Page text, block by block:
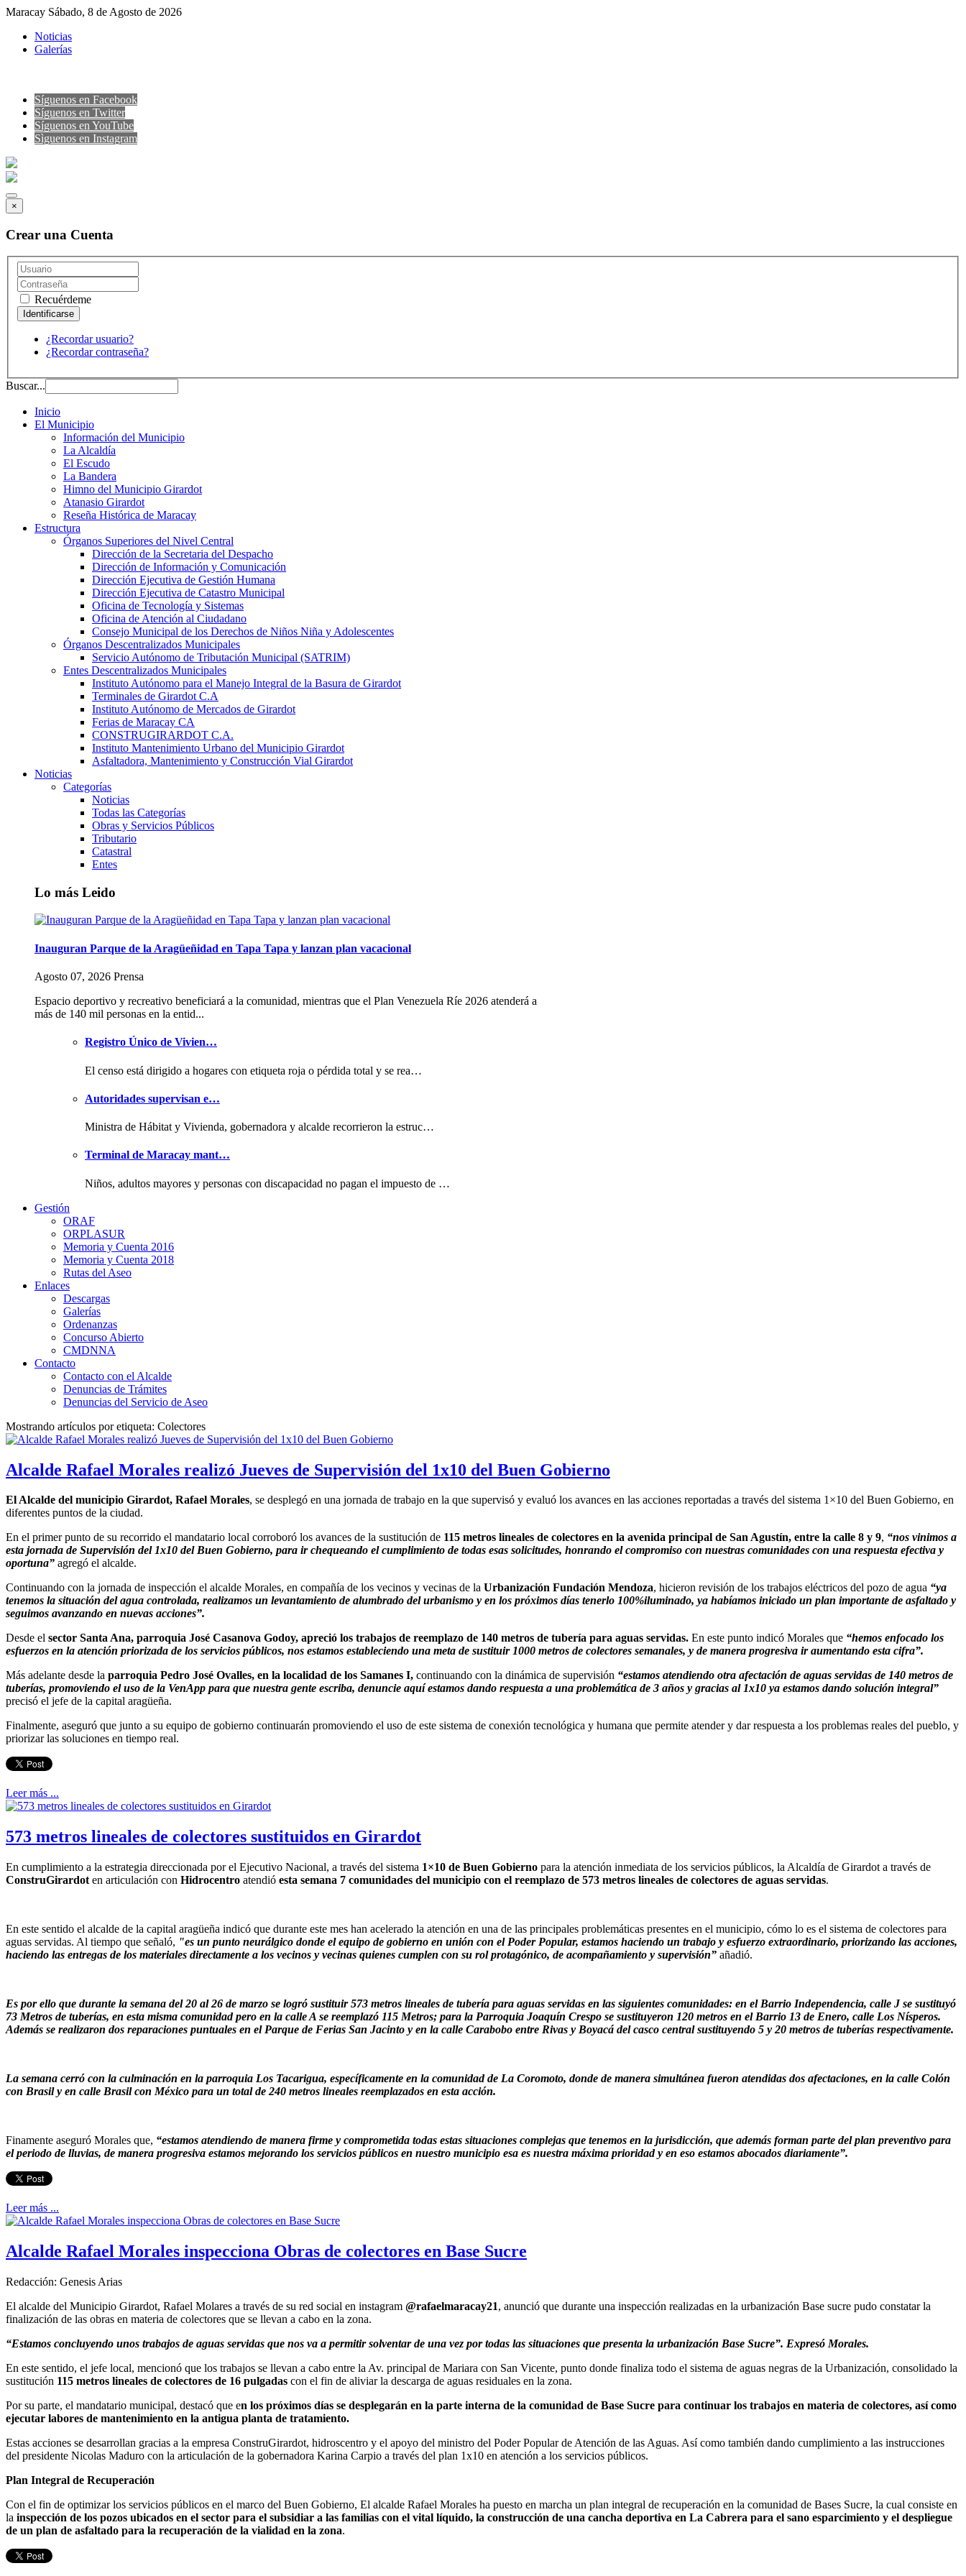
Maracay Sábado, 8 de Agosto de 2026
Noticias
Galerías
Síguenos en Facebook
Síguenos en Twitter
Síguenos en YouTube
Sìguenos en Instagram
×
Crear una Cuenta
Recuérdeme
¿Recordar usuario?
¿Recordar contraseña?
Buscar...
Inicio
El Municipio
Información del Municipio
La Alcaldía
El Escudo
La Bandera
Himno del Municipio Girardot
Atanasio Girardot
Reseña Histórica de Maracay
Estructura
Órganos Superiores del Nivel Central
Dirección de la Secretaria del Despacho
Dirección de Información y Comunicación
Dirección Ejecutiva de Gestión Humana
Dirección Ejecutiva de Catastro Municipal
Oficina de Tecnología y Sistemas
Oficina de Atención al Ciudadano
Consejo Municipal de los Derechos de Niños Niña y Adolescentes
Órganos Descentralizados Municipales
Servicio Autónomo de Tributación Municipal (SATRIM)
Entes Descentralizados Municipales
Instituto Autónomo para el Manejo Integral de la Basura de Girardot
Terminales de Girardot C.A
Instituto Autónomo de Mercados de Girardot
Ferias de Maracay CA
CONSTRUGIRARDOT C.A.
Instituto Mantenimiento Urbano del Municipio Girardot
Asfaltadora, Mantenimiento y Construcción Vial Girardot
Noticias
Categorías
Noticias
Todas las Categorías
Obras y Servicios Públicos
Tributario
Catastral
Entes
Lo más Leido
Inauguran Parque de la Aragüeñidad en Tapa Tapa y lanzan plan vacacional
Agosto 07, 2026 Prensa
Espacio deportivo y recreativo beneficiará a la comunidad, mientras que el Plan Venezuela Ríe 2026 atenderá a
más de 140 mil personas en la entid...
Registro Único de Vivien…
El censo está dirigido a hogares con etiqueta roja o pérdida total y se rea…
Autoridades supervisan e…
Ministra de Hábitat y Vivienda, gobernadora y alcalde recorrieron la estruc…
Terminal de Maracay mant…
Niños, adultos mayores y personas con discapacidad no pagan el impuesto de …
Gestión
ORAF
ORPLASUR
Memoria y Cuenta 2016
Memoria y Cuenta 2018
Rutas del Aseo
Enlaces
Descargas
Galerías
Ordenanzas
Concurso Abierto
CMDNNA
Contacto
Contacto con el Alcalde
Denuncias de Trámites
Denuncias del Servicio de Aseo
Mostrando artículos por etiqueta: Colectores
Alcalde Rafael Morales realizó Jueves de Supervisión del 1x10 del Buen Gobierno
El Alcalde del municipio Girardot, Rafael Morales, se desplegó en una jornada de trabajo en la que supervisó y evaluó los avances en las acciones reportadas a través del sistema 1×10 del Buen Gobierno, en
diferentes puntos de la ciudad.
En el primer punto de su recorrido el mandatario local corroboró los avances de la sustitución de 115 metros lineales de colectores en la avenida principal de San Agustín, entre la calle 8 y 9, “nos vinimos a
esta jornada de Supervisión del 1x10 del Buen Gobierno, para ir chequeando el cumplimiento de todas esas solicitudes, honrando el compromiso con nuestras comunidades con una respuesta efectiva y
oportuna” agregó el alcalde.
Continuando con la jornada de inspección el alcalde Morales, en compañía de los vecinos y vecinas de la Urbanización Fundación Mendoza, hicieron revisión de los trabajos eléctricos del pozo de agua “ya
tenemos la situación del agua controlada, realizamos un levantamiento de alumbrado del urbanismo y en los próximos días tenerlo 100%iluminado, ya habíamos iniciado un plan importante de asfaltado y
seguimos avanzando en nuevas acciones”.
Desde el sector Santa Ana, parroquia José Casanova Godoy, apreció los trabajos de reemplazo de 140 metros de tubería para aguas servidas. En este punto indicó Morales que “hemos enfocado los
esfuerzos en la atención priorizada de los servicios públicos, nos estamos estableciendo una meta de sustituir 1000 metros de colectores semanales, y de manera progresiva ir aumentando esta cifra”.
Más adelante desde la parroquia Pedro José Ovalles, en la localidad de los Samanes I, continuando con la dinámica de supervisión “estamos atendiendo otra afectación de aguas servidas de 140 metros de
tuberías, promoviendo el uso de la VenApp para que nuestra gente escriba, denuncie aquí estamos dando respuesta a una problemática de 3 años y gracias al 1x10 ya estamos dando solución integral”
precisó el jefe de la capital aragüeña.
Finalmente, aseguró que junto a su equipo de gobierno continuarán promoviendo el uso de este sistema de conexión tecnológica y humana que permite atender y dar respuesta a los problemas reales del pueblo, y
priorizar las soluciones en tiempo real.
Leer más ...
573 metros lineales de colectores sustituidos en Girardot
En cumplimiento a la estrategia direccionada por el Ejecutivo Nacional, a través del sistema 1×10 de Buen Gobierno para la atención inmediata de los servicios públicos, la Alcaldía de Girardot a través de
ConstruGirardot en articulación con Hidrocentro atendió esta semana 7 comunidades del municipio con el reemplazo de 573 metros lineales de colectores de aguas servidas.
En este sentido el alcalde de la capital aragüeña indicó que durante este mes han acelerado la atención en una de las principales problemáticas presentes en el municipio, cómo lo es el sistema de colectores para
aguas servidas. Al tiempo que señaló, "es un punto neurálgico donde el equipo de gobierno en unión con el Poder Popular, estamos haciendo un trabajo y esfuerzo extraordinario, priorizando las acciones,
haciendo las entregas de los materiales directamente a los vecinos y vecinas quienes cumplen con su rol protagónico, de acompañamiento y supervisión” añadió.
Es por ello que durante la semana del 20 al 26 de marzo se logró sustituir 573 metros lineales de tubería para aguas servidas en las siguientes comunidades: en el Barrio Independencia, calle J se sustituyó
73 Metros de tuberías, en esta misma comunidad pero en la calle A se reemplazó 115 Metros; para la Parroquia Joaquín Crespo se sustituyeron 120 metros en el Barrio 13 de Enero, calle Los Nísperos.
Además se realizaron dos reparaciones puntuales en el Parque de Ferias San Jacinto y en la calle Carabobo entre Rivas y Boyacá del casco central sustituyendo 5 y 20 metros de tuberías respectivamente.
La semana cerró con la culminación en la parroquia Los Tacarigua, específicamente en la comunidad de La Coromoto, donde de manera simultánea fueron atendidas dos afectaciones, en la calle Colón
con Brasil y en calle Brasil con México para un total de 240 metros lineales reemplazados en esta acción.
Finamente aseguró Morales que, “estamos atendiendo de manera firme y comprometida todas estas situaciones complejas que tenemos en la jurisdicción, que además forman parte del plan preventivo para
el periodo de lluvias, de manera progresiva estamos mejorando los servicios públicos en nuestro municipio esa es nuestra máxima prioridad y en eso estamos abocados diariamente”.
Leer más ...
Alcalde Rafael Morales inspecciona Obras de colectores en Base Sucre
Redacción: Genesis Arias
El alcalde del Municipio Girardot, Rafael Molares a través de su red social en instagram @rafaelmaracay21, anunció que durante una inspección realizadas en la urbanización Base sucre pudo constatar la
finalización de las obras en materia de colectores que se llevan a cabo en la zona.
“Estamos concluyendo unos trabajos de aguas servidas que nos va a permitir solventar de una vez por todas las situaciones que presenta la urbanización Base Sucre”. Expresó Morales.
En este sentido, el jefe local, mencionó que los trabajos se llevan a cabo entre la Av. principal de Mariara con San Vicente, punto donde finaliza todo el sistema de aguas negras de la Urbanización, consolidado la
sustitución 115 metros lineales de colectores de 16 pulgadas con el fin de aliviar la descarga de aguas residuales en la zona.
Por su parte, el mandatario municipal, destacó que en los próximos días se desplegarán en la parte interna de la comunidad de Base Sucre para continuar los trabajos en materia de colectores, así como
ejecutar labores de mantenimiento en la antigua planta de tratamiento.
Estas acciones se desarrollan gracias a la empresa ConstruGirardot, hidroscentro y el apoyo del ministro del Poder Popular de Atención de las Aguas. Así como también dando cumplimiento a las instrucciones
del presidente Nicolas Maduro con la articulación de la gobernadora Karina Carpio a través del plan 1x10 en atención a los servicios públicos.
Plan Integral de Recuperación
Con el fin de optimizar los servicios públicos en el marco del Buen Gobierno, El alcalde Rafael Morales ha puesto en marcha un plan integral de recuperación en la comunidad de Bases Sucre, la cual consiste en
la inspección de los pozos ubicados en el sector para el subsidiar a las familias con el vital líquido, la construcción de una cancha deportiva en La Cabrera para el sano esparcimiento y el despliegue
de un plan de asfaltado para la recuperación de la vialidad en la zona.